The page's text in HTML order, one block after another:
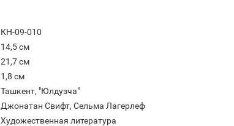
КН-09-010
14,5 см
21,7 см
1,8 см
Ташкент, "Юлдузча"
Джонатан Свифт, Сельма Лагерлеф
Художественная литература